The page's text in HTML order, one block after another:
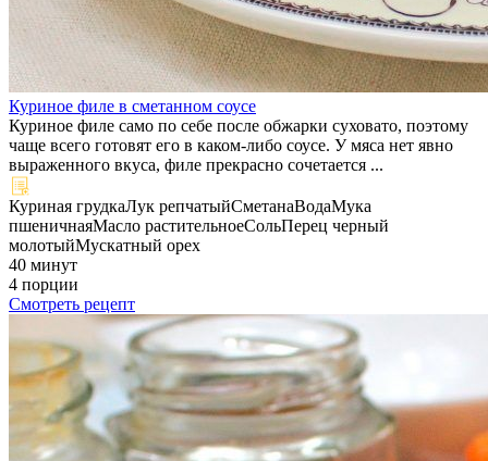
Куриное филе в сметанном соусе
Куриное филе само по себе после обжарки суховато, поэтому
чаще всего готовят его в каком-либо соусе. У мяса нет явно
выраженного вкуса, филе прекрасно сочетается ...
Куриная грудкаЛук репчатыйСметанаВодаМука
пшеничнаяМасло растительноеСольПерец черный
молотыйМускатный орех
40 минут
4 порции
Смотреть рецепт